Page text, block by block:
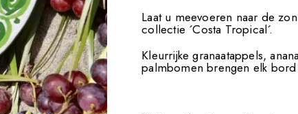
Laat u meevoeren naar de
collectie ´Costa Tropical´.
Kleurrijke granaatappels,
palmbomen brengen elk bord